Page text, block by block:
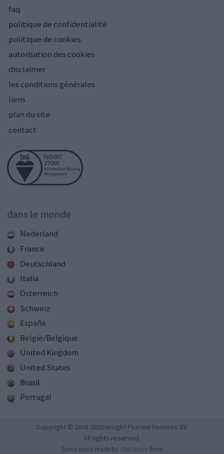
faq
politique de confidentialité
politique de cookies
autorisation des cookies
disclaimer
les conditions générales
liens
plan du site
contact
dans le monde
Nederland
France
Deutschland
Italia
Österreich
Schweiz
España
België/Belgique
United Kingdom
United States
Brasil
Portugal
Copyright © 2008-2026 Insight Pharma Services BV.
All rights reserved.
Some icons made by Flat Icons from